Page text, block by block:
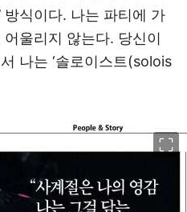
방식이다. 나는 파티에 가
울리지 않는다. 당신이
나는 ‘솔로이스트(solois